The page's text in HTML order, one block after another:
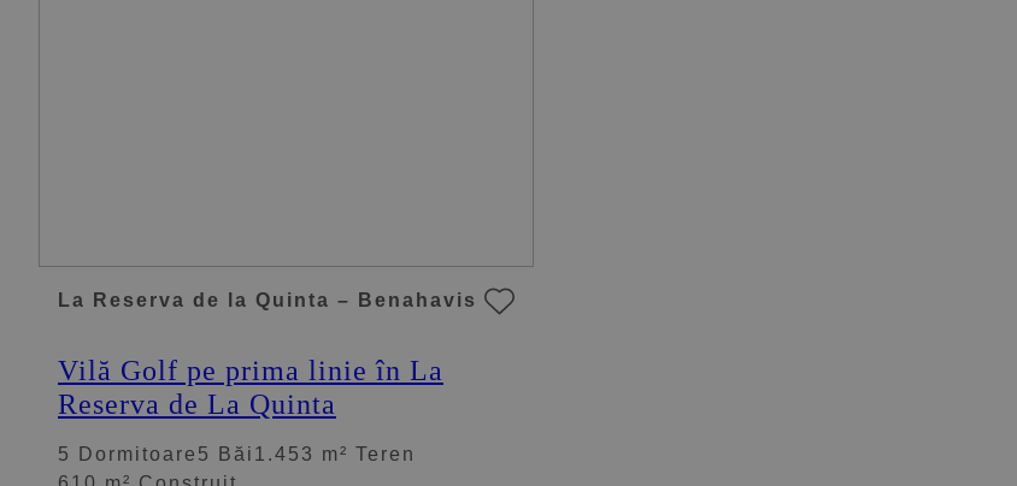
La Reserva de la Quinta – Benahavis
Vilă Golf pe prima linie în La
Reserva de La Quinta
5 Dormitoare 5 Băi 1.453 m² Teren